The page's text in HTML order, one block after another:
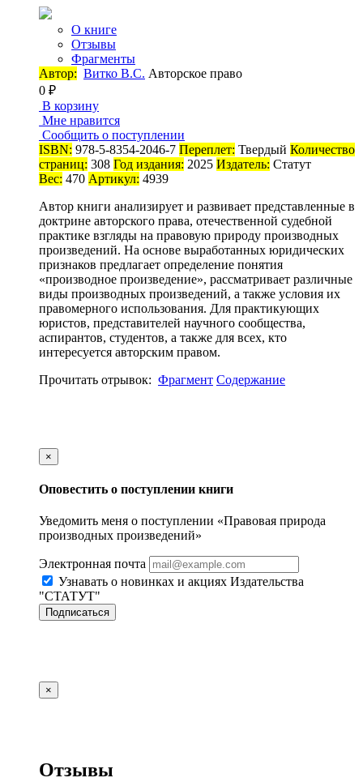
О книге
Отзывы
Фрагменты
Автор: Витко В.С. Авторское право
0 ₽
В корзину
Мне нравится
Сообщить о поступлении
ISBN: 978-5-8354-2046-7 Переплет: Твердый Количество
страниц: 308 Год издания: 2025 Издатель: Статут
Вес: 470 Артикул: 4939
Автор книги анализирует и развивает представленные в
доктрине авторского права, отечественной судебной
практике взгляды на правовую природу производных
произведений. На основе выработанных юридических
признаков предлагает определение понятия
«производное произведение», рассматривает различные
виды производных произведений, а также условия их
правомерного использования. Для практикующих
юристов, представителей научного сообщества,
аспирантов, студентов, а также для всех, кто
интересуется авторским правом.
Прочитать отрывок: Фрагмент Содержание
×
Оповестить о поступлении книги
Уведомить меня о поступлении «Правовая природа
производных произведений»
Электронная почта
Узнавать о новинках и акциях Издательства
"СТАТУТ"
Подписаться
×
Отзывы